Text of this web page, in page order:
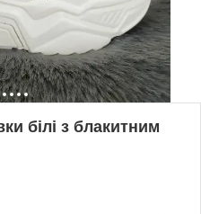
білі з блакитним